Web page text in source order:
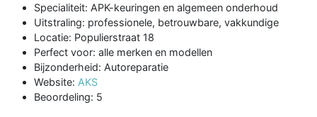
Specialiteit: APK-keuringen en algemeen onderhoud
Uitstraling: professionele, betrouwbare, vakkundige
Locatie: Populierstraat 18
Perfect voor: alle merken en modellen
Bijzonderheid: Autoreparatie
Website: AKS
Beoordeling: 5